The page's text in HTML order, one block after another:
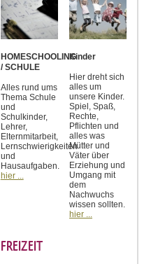
HOMESCHOOLING
/ SCHULE
Alles rund ums
Thema Schule
und
Schulkinder,
Lehrer,
Elternmitarbeit,
Lernschwierigkeiten
und
Hausaufgaben.
hier ...
Kinder
Hier dreht sich
alles um
unsere Kinder.
Spiel, Spaß,
Rechte,
Pflichten und
alles was
Mütter und
Väter über
Erziehung und
Umgang mit
dem
Nachwuchs
wissen sollten.
hier ...
FREIZEIT